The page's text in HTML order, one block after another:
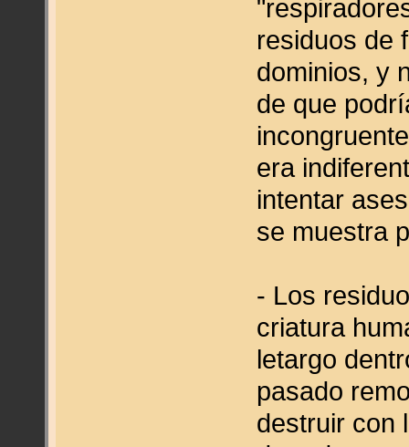
residuos de
dominios, y
de que
era
intentar
se muestra
- Los
criatura
letargo
pasado
destruir con